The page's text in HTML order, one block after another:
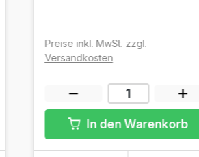
Preise inkl. MwSt. zzgl.
Versandkosten
In den Warenkorb